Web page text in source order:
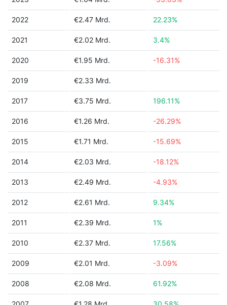
2022 €2.47 Mrd. 22.23%
2021 €2.02 Mrd. 3.4%
2020 €1.95 Mrd. -16.31%
2019 €2.33 Mrd.
2017 €3.75 Mrd. 196.11%
2016 €1.26 Mrd. -26.29%
2015 €1.71 Mrd. -15.69%
2014 €2.03 Mrd. -18.12%
2013 €2.49 Mrd. -4.93%
2012 €2.61 Mrd. 9.34%
2011 €2.39 Mrd. 1%
2010 €2.37 Mrd. 17.56%
2009 €2.01 Mrd. -3.09%
2008 €2.08 Mrd. 61.92%